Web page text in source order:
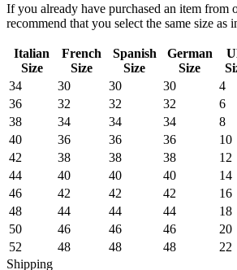
If you already have purchased an item from
recommend that you select the same size as
Italian
Size
French
Size
Spanish
Size
German
Size
34
30 30 30 4
36
32 32 32 6
38
34 34 34 8
40
36 36 36 10
42
38 38 38 12
44
40 40 40 14
46
42 42 42 16
48
44 44 44 18
50
46 46 46 20
52
48 48 48 22
Shipping